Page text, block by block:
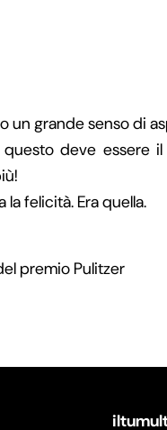
un grande senso di
deve essere
felicità. Era quella.
premio Pulitzer